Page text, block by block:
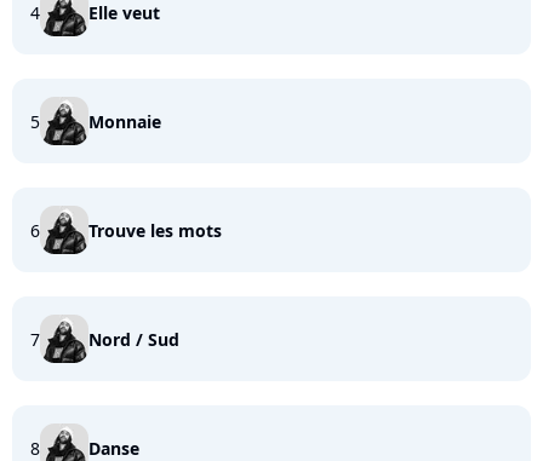
4 Elle veut
5 Monnaie
6 Trouve les mots
7 Nord / Sud
8 Danse